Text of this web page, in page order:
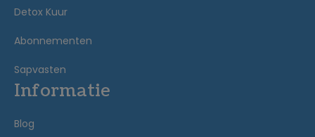
Detox Kuur
Abonnementen
Sapvasten
Informatie
Blog